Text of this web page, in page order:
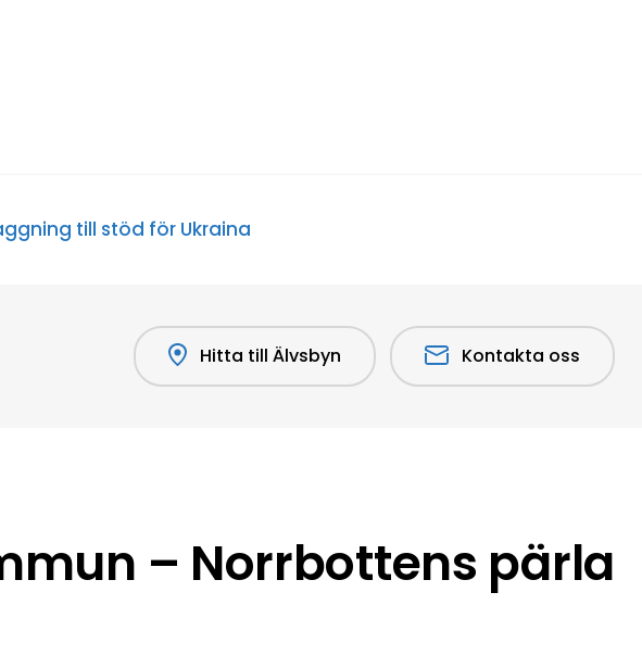
till stöd för Ukraina
Hitta till Älvsbyn Kontakta oss
– Norrbottens pärla